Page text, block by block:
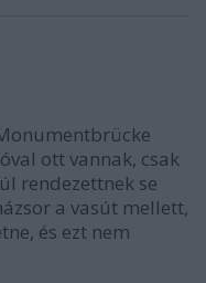
ott vannak, csak
rendezettnek se
a vasút mellett,
és ezt nem